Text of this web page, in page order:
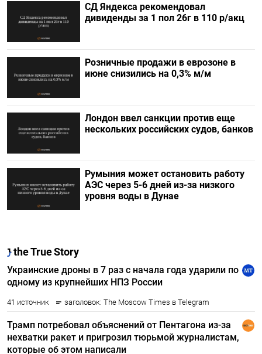
СД Яндекса рекомендовал
дивиденды за 1 пол 26г в 110 р/акц
Розничные продажи в еврозоне в
июне снизились на 0,3% м/м
Лондон ввел санкции против еще
нескольких российских судов, банков
Румыния может остановить работу
АЭС через 5-6 дней из-за низкого
уровня воды в Дунае